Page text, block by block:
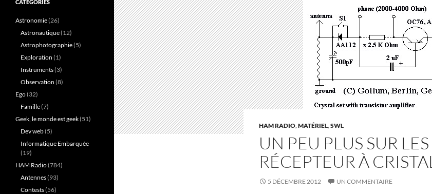
HAM RADIO,MATÉRIEL,SWL
UN PEU PLUS SUR LES
RÉCEPTEUR À CRISTAL
5 DÉCEMBRE 2012 UN COMMENTAIRE
CATÉGORIES
Astronomie(26)
Astronautique(12)
Astrophotographie(5)
Exploration (1)
Instruments(3)
Observation (8)
Ego(32)
Famille(7)
Geek, le monde est geek(51)
Dev web(5)
Informatique Embarquée
(19)
HAM Radio(784)
Antennes(93)
Contests(56)